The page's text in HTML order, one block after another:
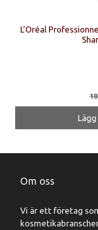
L’Oréal
Om oss
Vi är ett företag